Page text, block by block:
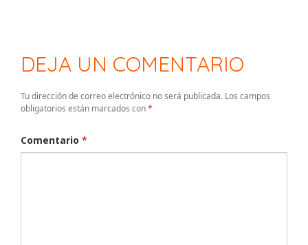
DEJA UN COMENTARIO
Tu dirección de correo electrónico no será publicada. Los campos
obligatorios están marcados con*
Comentario *